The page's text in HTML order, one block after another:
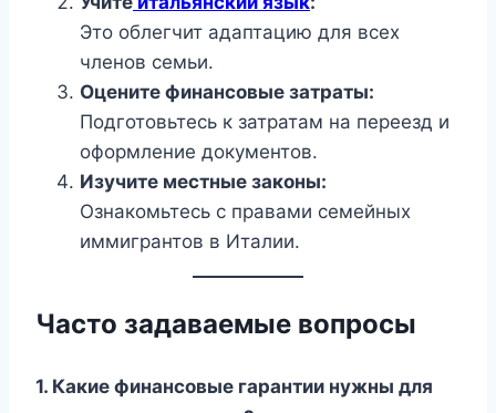
Это облегчит адаптацию для всех
членов семьи.
Оцените финансовые затраты:
Подготовьтесь к затратам на переезд и
оформление документов.
Изучите местные законы:
Ознакомьтесь с правами семейных
иммигрантов в Италии.
Часто задаваемые вопросы
1. Какие финансовые гарантии нужны для